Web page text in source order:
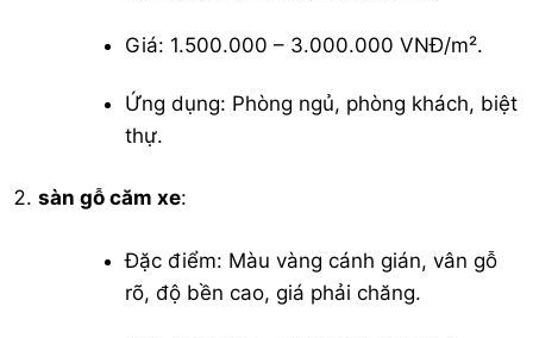
Giá: 1.500.000 – 3.000.000 VNĐ/m².
Ứng dụng: Phòng ngủ, phòng khách, biệt
thự.
sàn gỗ căm xe:
Đặc điểm: Màu vàng cánh gián, vân gỗ
rõ, độ bền cao, giá phải chăng.